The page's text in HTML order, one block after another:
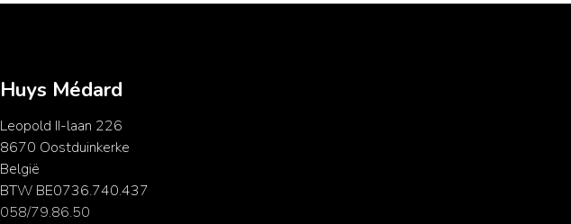
Huys Médard
Leopold II-laan 226
8670 Oostduinkerke
België
BTW BE0736.740.437
058/79.86.50